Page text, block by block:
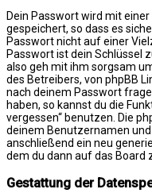
Dein Passwort wird mit
gespeichert, so dass es
Passwort nicht auf einer
Passwort ist dein Schlüssel
also geh mit ihm sorgsam
des Betreibers, von phpBB
nach deinem Passwort
haben, so kannst du die
vergessen“ benutzen. Die
deinem Benutzernamen
anschließend ein neu
dem du dann auf das Board
Gestattung der